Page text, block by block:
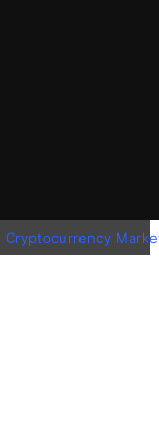
Cryptocurrency